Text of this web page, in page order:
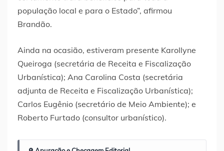
população local e para o Estado”, afirmou
Brandão.
Ainda na ocasião, estiveram presente Karollyne
Queiroga (secretária de Receita e Fiscalização
Urbanística); Ana Carolina Costa (secretária
adjunta de Receita e Fiscalização Urbanística);
Carlos Eugênio (secretário de Meio Ambiente); e
Roberto Furtado (consultor urbanístico).